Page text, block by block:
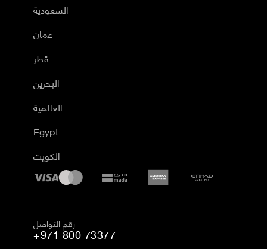
السعودية
عمان
قطر
البحرين
العالمية
Egypt
الكويت
رقم التواصل
+971 800 73377